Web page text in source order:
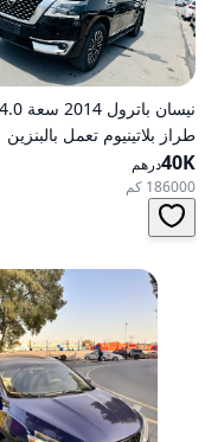
طراز بلاتينيوم تعمل بالبنزين
أوتوماتيكية بدفع كلي
40Kدرهم
186000 كم